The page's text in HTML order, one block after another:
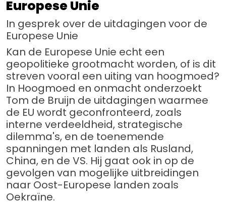
Europese Unie
In gesprek over de uitdagingen voor de
Europese Unie
Kan de Europese Unie echt een
geopolitieke grootmacht worden, of is dit
streven vooral een uiting van hoogmoed?
In Hoogmoed en onmacht onderzoekt
Tom de Bruijn de uitdagingen waarmee
de EU wordt geconfronteerd, zoals
interne verdeeldheid, strategische
dilemma's, en de toenemende
spanningen met landen als Rusland,
China, en de VS. Hij gaat ook in op de
gevolgen van mogelijke uitbreidingen
naar Oost-Europese landen zoals
Oekraïne.